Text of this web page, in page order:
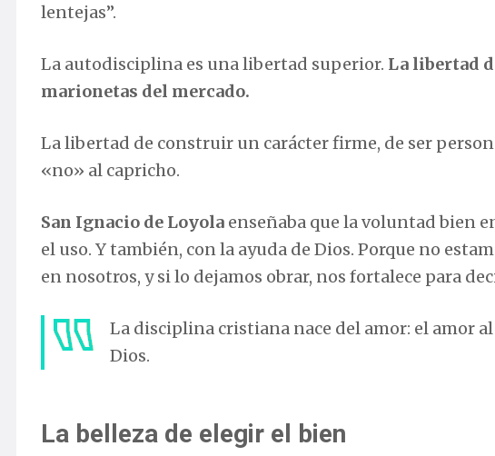
lentejas”.
La autodisciplina es una libertad superior. La libertad
marionetas del mercado.
La libertad de construir un carácter firme, de ser
«no» al capricho.
San Ignacio de Loyola enseñaba que la voluntad bien
el uso. Y también, con la ayuda de Dios. Porque no
en nosotros, y si lo dejamos obrar, nos fortalece para
La disciplina cristiana nace del amor: el amor
Dios.
La belleza de elegir el bien